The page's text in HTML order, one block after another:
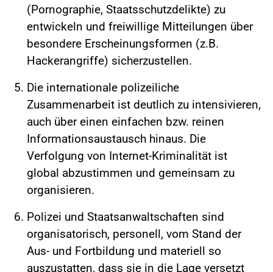
(Pornographie, Staatsschutzdelikte) zu
entwickeln und freiwillige Mitteilungen über
besondere Erscheinungsformen (z.B.
Hackerangriffe) sicherzustellen.
Die internationale polizeiliche
Zusammenarbeit ist deutlich zu intensivieren,
auch über einen einfachen bzw. reinen
Informationsaustausch hinaus. Die
Verfolgung von Internet-Kriminalität ist
global abzustimmen und gemeinsam zu
organisieren.
Polizei und Staatsanwaltschaften sind
organisatorisch, personell, vom Stand der
Aus- und Fortbildung und materiell so
auszustatten, dass sie in die Lage versetzt